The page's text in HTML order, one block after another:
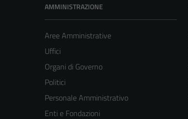
AMMINISTRAZIONE
Aree Amministrative
Uffici
Organi di Governo
Politici
Personale Amministrativo
Enti e Fondazioni